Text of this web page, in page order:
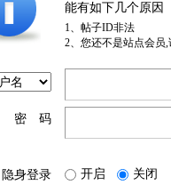
能有如下几个原因
1、帖子ID非法
2、您还不是站点会员
密 码
隐身登录 开启 关闭